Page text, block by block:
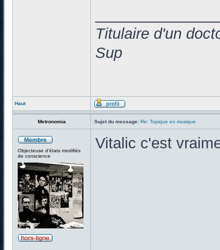
Titulaire d'un
Sup
Haut
Metronomia Sujet du message: Re: Topique en musique
Objecteuse d'états modifiés
de conscience
Vitalic c'est